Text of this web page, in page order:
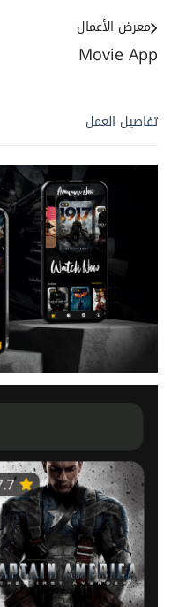
Movie App
معرض الأعمال
تفاصيل العمل